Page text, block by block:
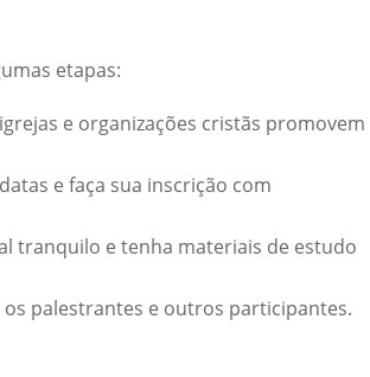
etapas:
e organizações cristãs promovem
e faça sua inscrição com
tranquilo e tenha materiais de estudo
palestrantes e outros participantes.